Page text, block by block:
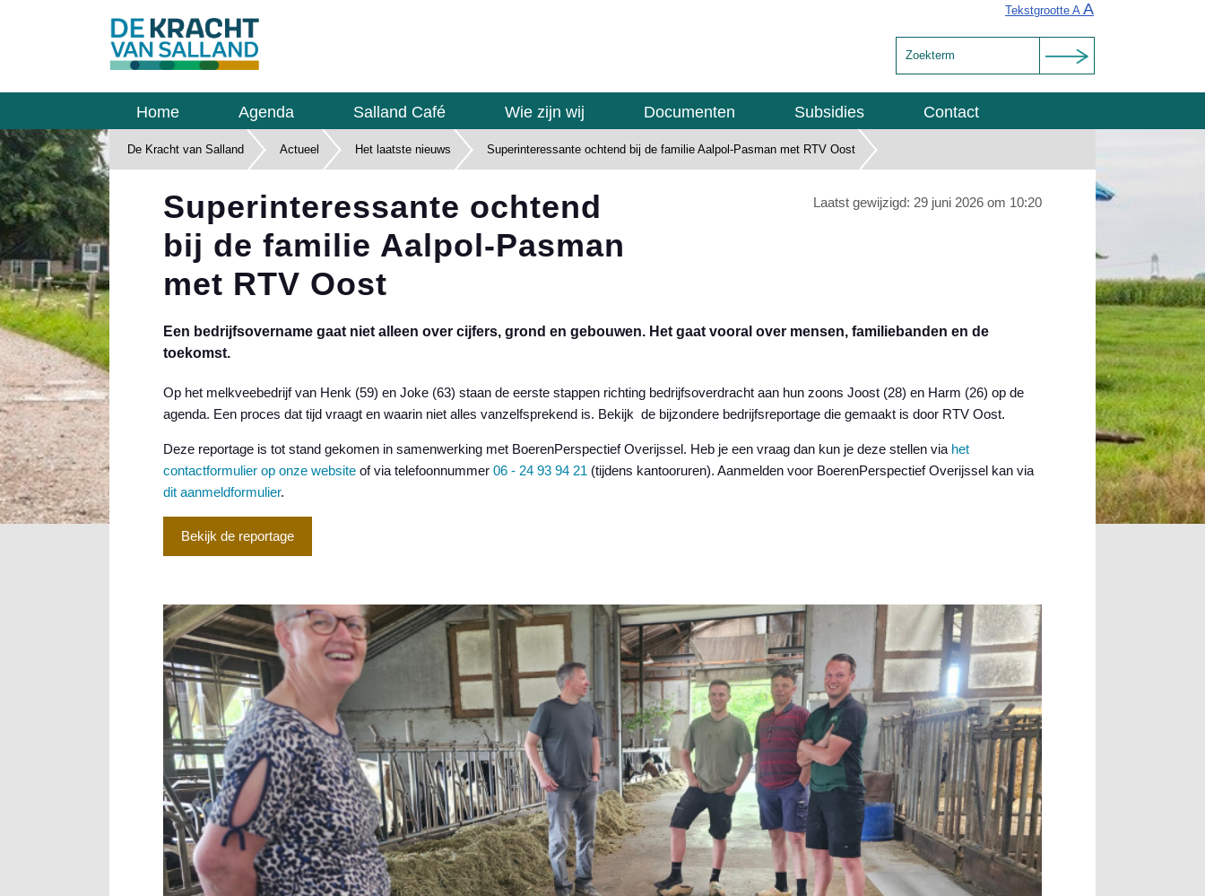
Tekstgrootte A A
Home Agenda Salland Café Wie zijn wij Documenten Subsidies Contact
De Kracht van Salland Actueel Het laatste nieuws Superinteressante ochtend bij de familie Aalpol-Pasman met RTV Oost
Superinteressante ochtend
bij de familie Aalpol-Pasman
met RTV Oost
Laatst gewijzigd: 29 juni 2026 om 10:20
Een bedrijfsovername gaat niet alleen over cijfers, grond en gebouwen. Het gaat vooral over mensen, familiebanden en de
toekomst.
Op het melkveebedrijf van Henk (59) en Joke (63) staan de eerste stappen richting bedrijfsoverdracht aan hun zoons Joost (28) en Harm (26) op de
agenda. Een proces dat tijd vraagt en waarin niet alles vanzelfsprekend is. Bekijk de bijzondere bedrijfsreportage die gemaakt is door RTV Oost.
Deze reportage is tot stand gekomen in samenwerking met BoerenPerspectief Overijssel. Heb je een vraag dan kun je deze stellen via het
contactformulier op onze website of via telefoonnummer 06 - 24 93 94 21 (tijdens kantooruren). Aanmelden voor BoerenPerspectief Overijssel kan via
dit aanmeldformulier.
Bekijk de reportage